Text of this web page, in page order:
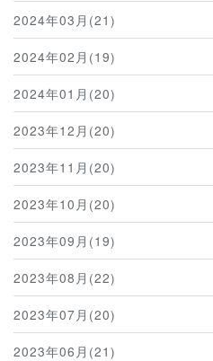
2024年03月(21)
2024年02月(19)
2024年01月(20)
2023年12月(20)
2023年11月(20)
2023年10月(20)
2023年09月(19)
2023年08月(22)
2023年07月(20)
2023年06月(21)